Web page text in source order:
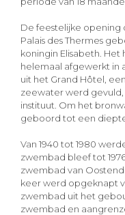
De feestelijke opening
Palais des Thermes
koningin Elisabeth. Het
helemaal afgewerkt in
uit het Grand Hôtel,
zeewater werd
instituut. Om het
geboord tot een diepte
Van 1940 tot 1980
zwembad bleef tot
zwembad van
keer werd opgeknapt
zwembad uit het
zwembad en